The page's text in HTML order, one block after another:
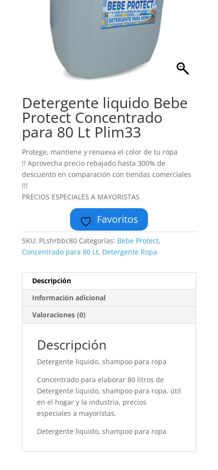
Detergente liquido Bebe
Protect Concentrado
para 80 Lt Plim33
Protege, mantiene y renueva el color de tu ropa
!! Aprovecha precio rebajado hasta 300% de
descuento en comparación con tiendas comerciales
!!!
PRECIOS ESPECIALES A MAYORISTAS
Favoritos
SKU: PLshrbbc80 Categorías: Bebe Protect,
Concentrado para 80 Lt, Detergente Ropa
Descripción
Información adicional
Valoraciones (0)
Descripción
Detergente liquido, shampoo para ropa
Concentrado para elaborar 80 litros de
Detergente liquido, shampoo para ropa, útil
en el hogar y la industria, precios
especiales a mayoristas.
Detergente liquido, shampoo para ropa